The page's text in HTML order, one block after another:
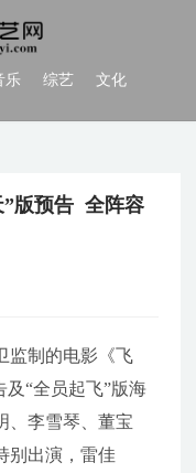
乐 综艺
文化
”版预告 全阵容
监制的电影《飞
及“全员起飞”版海
、李雪琴、董宝
别出演，雷佳